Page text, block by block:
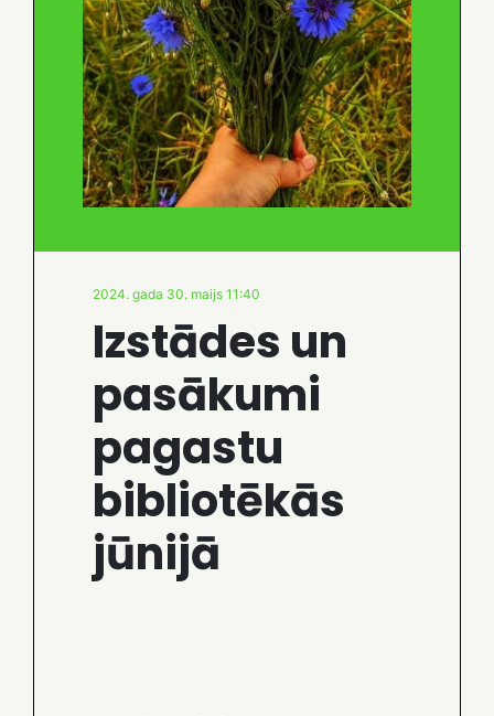
2024. gada 30. maijs 11:40
Izstādes un
pasākumi
pagastu
bibliotēkās
jūnijā